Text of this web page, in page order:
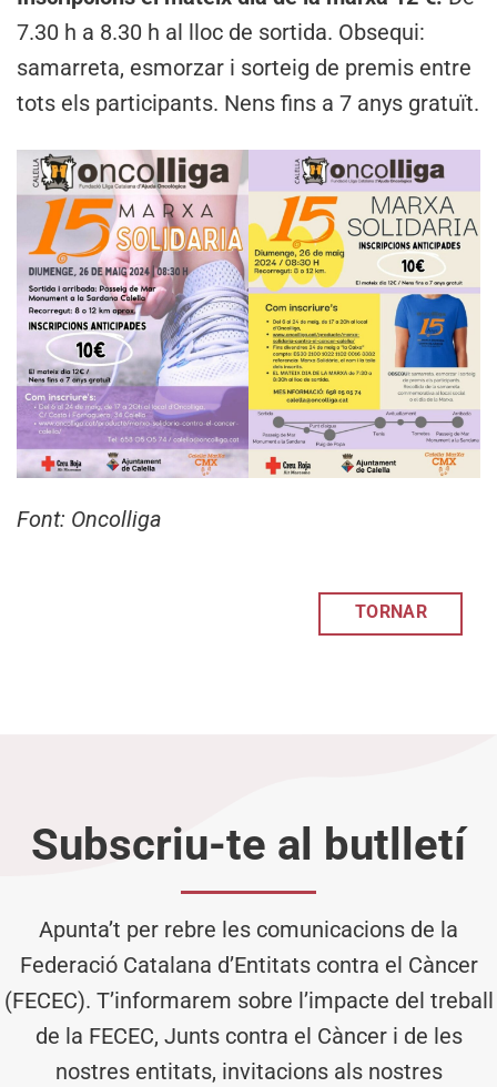
7.30 h a 8.30 h al lloc de sortida. Obsequi:
samarreta, esmorzar i sorteig de premis entre
tots els participants. Nens fins a 7 anys gratuït.
Font: Oncolliga
TORNAR
Subscriu-te al butlletí
Apunta’t per rebre les comunicacions de la
Federació Catalana d’Entitats contra el Càncer
(FECEC). T’informarem sobre l’impacte del treball
de la FECEC, Junts contra el Càncer i de les
nostres entitats, invitacions als nostres